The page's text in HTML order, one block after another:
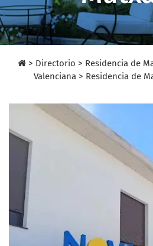
> Directorio > Residencia de
Valenciana > Residencia de